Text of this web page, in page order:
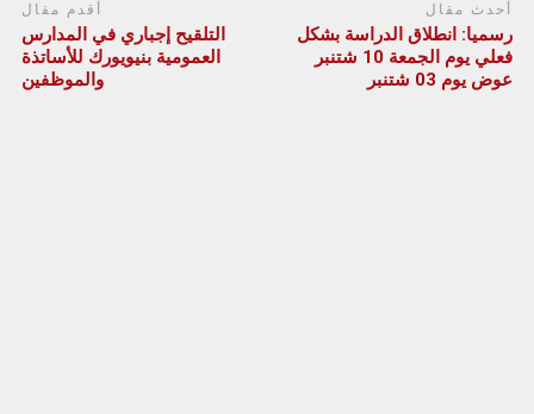
أحدث مقال
رسميا: انطلاق الدراسة بشكل
فعلي يوم الجمعة 10 شتنبر
عوض يوم 03 شتنبر
أقدم مقال
التلقيح إجباري في المدارس
العمومية بنيويورك للأساتذة
والموظفين